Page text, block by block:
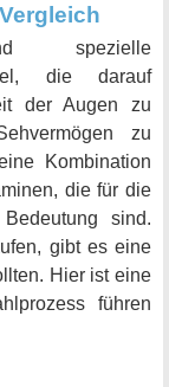
spezielle
die darauf
der Augen zu
zu
Kombination
die für die
sind.
gibt es eine
Hier ist eine
führen